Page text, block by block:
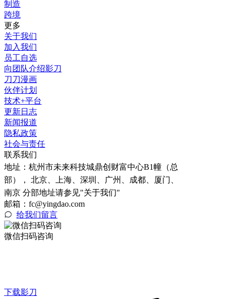
制造
跨境
更多
关于我们
加入我们
员工自选
向团队介绍影刀
刀刀漫画
伙伴计划
技术+平台
更新日志
新闻报道
隐私政策
社会与责任
联系我们
地址： 杭州市未来科技城鼎创财富中心B1幢（总
部）， 北京、上海、深圳、广州、成都、厦门、
南京 分部地址请参见"关于我们"
邮箱：fc@yingdao.com
给我们留言
微信扫码咨询
下载影刀